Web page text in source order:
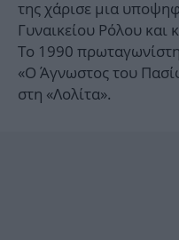
της χάρισε μια
Γυναικείου Ρόλου και
Το 1990
«Ο Άγνωστος του
στη «Λολίτα».